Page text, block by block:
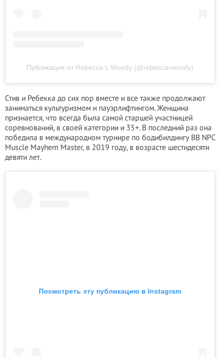
Публикация от Rebecca L Woody (@rebeccarwoody)
Стив и Ребекка до сих пор вместе и все также продолжают
заниматься культуризмом и пауэрлифтингом. Женщина
признается, что всегда была самой старшей участницей
соревнований, в своей категории и 35+. В последний раз она
победила в международном турнире по бодибилдингу BB NPC
Muscle Mayhem Master, в 2019 году, в возрасте шестидесяти
девяти лет.
Посмотреть эту публикацию в Instagram